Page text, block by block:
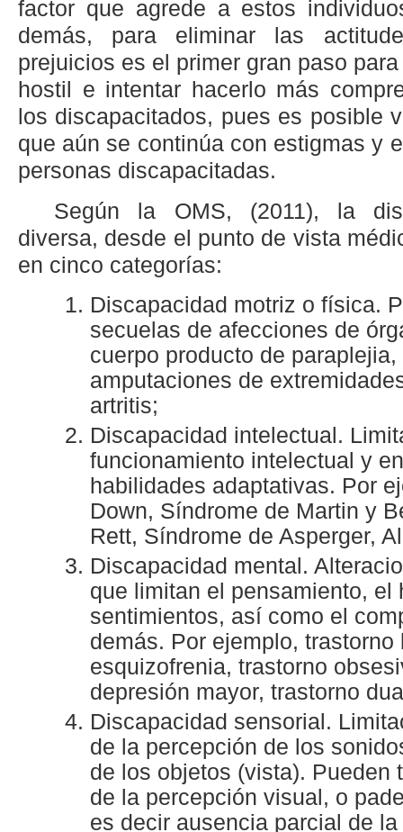
factor que agrede a estos
demás, para eliminar las
prejuicios es el primer gran paso
hostil e intentar hacerlo más
los discapacitados, pues es posible
que aún se continúa con estigmas y
personas discapacitadas.
Según la OMS, (2011), la
diversa, desde el punto de vista
en cinco categorías:
Discapacidad motriz o física.
secuelas de afecciones de
cuerpo producto de
amputaciones de
artritis;
Discapacidad intelectual.
funcionamiento intelectual y
habilidades adaptativas. Por
Down, Síndrome de Martin y
Rett, Síndrome de Asperger,
Discapacidad mental.
que limitan el pensamiento, el
sentimientos, así como el
demás. Por ejemplo, trastorno
esquizofrenia, trastorno
depresión mayor, trastorno
Discapacidad sensorial.
de la percepción de los
de los objetos (vista). Pueden
de la percepción visual, o
es decir ausencia parcial de